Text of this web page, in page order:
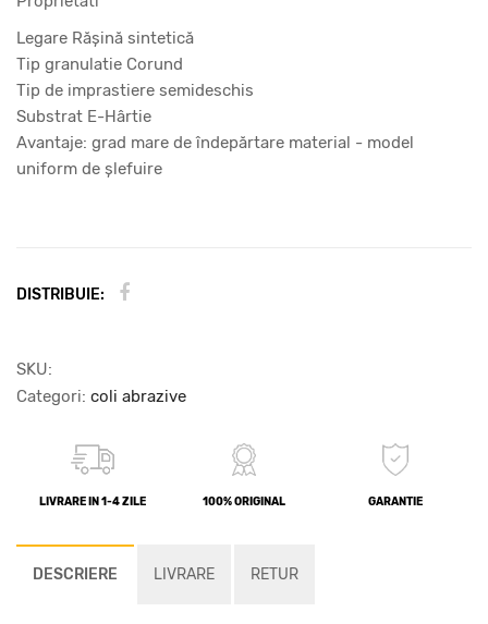
Legare Răşină sintetică
Tip granulatie Corund
Tip de imprastiere semideschis
Substrat E-Hârtie
Avantaje: grad mare de îndepărtare material - model
uniform de şlefuire
DISTRIBUIE:
SKU:
Categori: coli abrazive
LIVRARE IN 1-4 ZILE 100% ORIGINAL GARANTIE
DESCRIERE LIVRARE RETUR